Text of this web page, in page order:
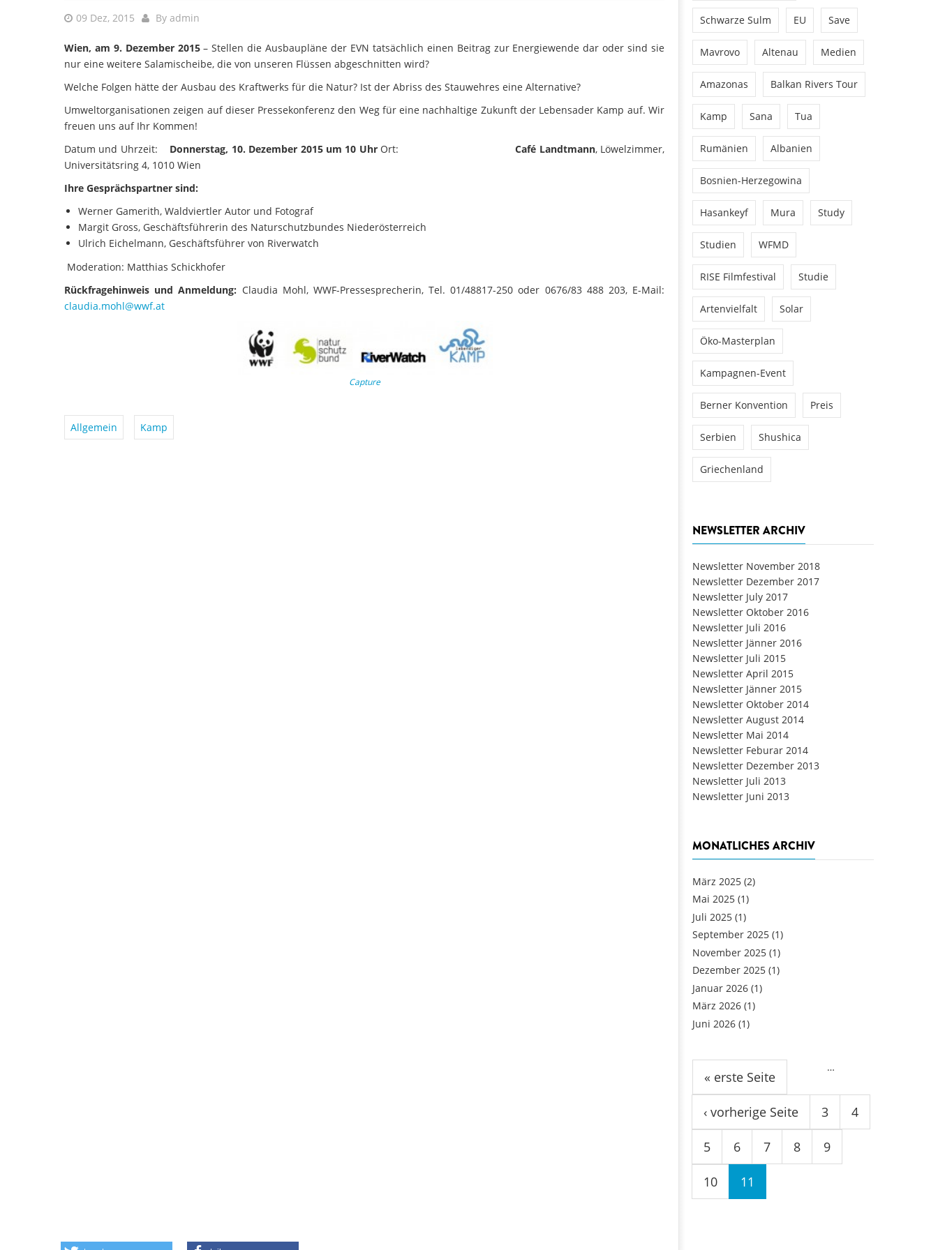
09 Dez, 2015 By admin
Wien, am 9. Dezember 2015– Stellen die Ausbaupläne der EVN tatsächlich einen Beitrag zur Energiewende dar oder sind sie
nur eine weitere Salamischeibe, die von unseren Flüssen abgeschnitten wird?
Welche Folgen hätte der Ausbau des Kraftwerks für die Natur? Ist der Abriss des Stauwehres eine Alternative?
Umweltorganisationen zeigen auf dieser Pressekonferenz den Weg für eine nachhaltige Zukunft der Lebensader Kamp auf. Wir
freuen uns auf Ihr Kommen!
Datum und Uhrzeit: Donnerstag, 10. Dezember 2015 um 10 UhrOrt: Café Landtmann, Löwelzimmer,
Universitätsring 4, 1010 Wien
Ihre Gesprächspartner sind:
Werner Gamerith, Waldviertler Autor und Fotograf
Margit Gross, Geschäftsführerin des Naturschutzbundes Niederösterreich
Ulrich Eichelmann, Geschäftsführer von Riverwatch
Moderation: Matthias Schickhofer
Rückfragehinweis und Anmeldung: Claudia Mohl, WWF-Pressesprecherin, Tel. 01/48817-250 oder 0676/83 488 203, E-Mail:
claudia.mohl@wwf.at
Capture
Allgemein Kamp
Schwarze Sulm EU Save
Mavrovo Altenau Medien
Amazonas Balkan Rivers Tour
Kamp Sana Tua
Rumänien Albanien
Bosnien-Herzegowina
Hasankeyf Mura Study
Studien WFMD
RISE Filmfestival Studie
Artenvielfalt Solar
Öko-Masterplan
Kampagnen-Event
Berner Konvention Preis
Serbien Shushica
Griechenland
NEWSLETTER ARCHIV
Newsletter November 2018
Newsletter Dezember 2017
Newsletter July 2017
Newsletter Oktober 2016
Newsletter Juli 2016
Newsletter Jänner 2016
Newsletter Juli 2015
Newsletter April 2015
Newsletter Jänner 2015
Newsletter Oktober 2014
Newsletter August 2014
Newsletter Mai 2014
Newsletter Feburar 2014
Newsletter Dezember 2013
Newsletter Juli 2013
Newsletter Juni 2013
MONATLICHES ARCHIV
März 2025 (2)
Mai 2025 (1)
Juli 2025 (1)
September 2025 (1)
November 2025 (1)
Dezember 2025 (1)
Januar 2026 (1)
März 2026 (1)
Juni 2026 (1)
Seiten
« erste Seite
‹ vorherige Seite
…
3 4
5 6 7 8 9
10 11